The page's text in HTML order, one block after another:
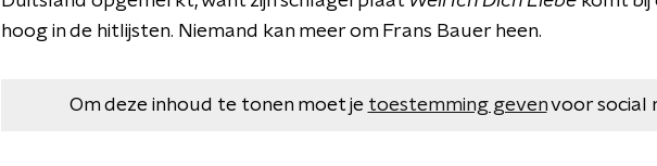
hoog in de hitlijsten. Niemand kan meer om Frans Bauer heen.
Om deze inhoud te tonen moet je toestemming gevenvoor social